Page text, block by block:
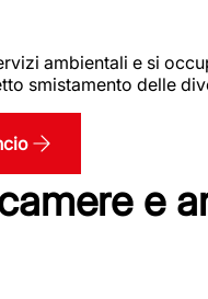
ambientali e si
smistamento delle
e